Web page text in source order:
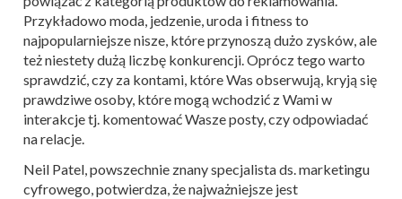
Przykładowo moda, jedzenie, uroda i fitness to
najpopularniejsze nisze, które przynoszą dużo zysków, ale
też niestety dużą liczbę konkurencji. Oprócz tego warto
sprawdzić, czy za kontami, które Was obserwują, kryją się
prawdziwe osoby, które mogą wchodzić z Wami w
interakcje tj. komentować Wasze posty, czy odpowiadać
na relacje.
Neil Patel, powszechnie znany specjalista ds. marketingu
cyfrowego, potwierdza, że najważniejsze jest